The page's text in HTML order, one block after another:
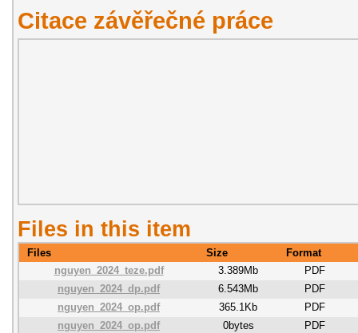
Citace závěřečné práce
Files in this item
Files Size
Format
nguyen_2024_teze.pdf
3.389Mb
PDF
nguyen_2024_dp.pdf
6.543Mb
PDF
nguyen_2024_op.pdf
365.1Kb
PDF
nguyen_2024_op.pdf
0bytes PDF